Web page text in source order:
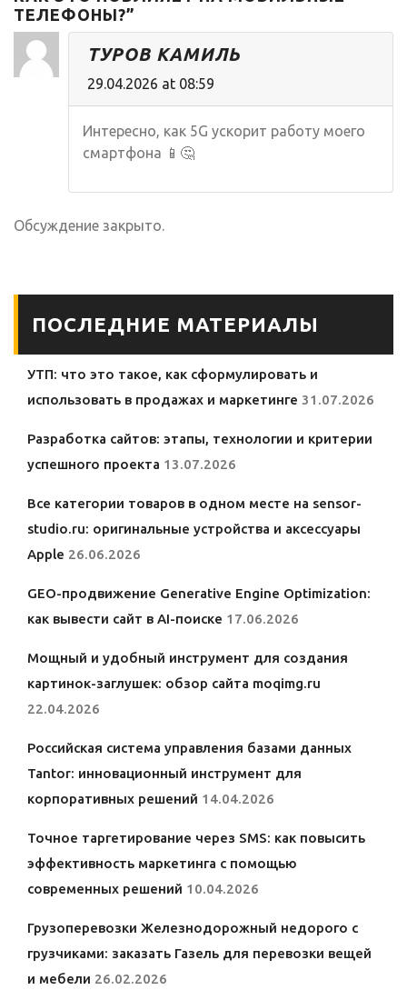
ТЕЛЕФОНЫ?”
ТУРОВ КАМИЛЬ
29.04.2026 at 08:59
Интересно, как 5G ускорит работу моего
смартфона 📱🤔
Обсуждение закрыто.
ПОСЛЕДНИЕ МАТЕРИАЛЫ
УТП: что это такое, как сформулировать и
использовать в продажах и маркетинге 31.07.2026
Разработка сайтов: этапы, технологии и критерии
успешного проекта 13.07.2026
Все категории товаров в одном месте на sensor-
studio.ru: оригинальные устройства и аксессуары
Apple 26.06.2026
GEO-продвижение Generative Engine Optimization:
как вывести сайт в AI-поиске 17.06.2026
Мощный и удобный инструмент для создания
картинок-заглушек: обзор сайта moqimg.ru
22.04.2026
Российская система управления базами данных
Tantor: инновационный инструмент для
корпоративных решений 14.04.2026
Точное таргетирование через SMS: как повысить
эффективность маркетинга с помощью
современных решений 10.04.2026
Грузоперевозки Железнодорожный недорого с
грузчиками: заказать Газель для перевозки вещей
и мебели 26.02.2026